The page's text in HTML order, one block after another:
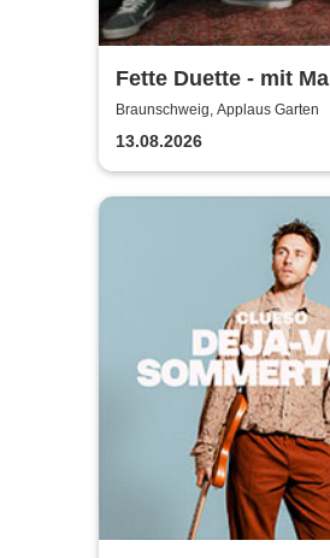
Fette Duette - mit
Jacobs & Markus
Braunschweig, Applaus Garten
13.08.2026